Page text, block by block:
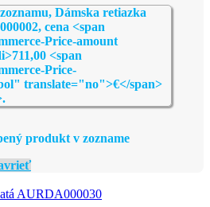
produkt v zozname